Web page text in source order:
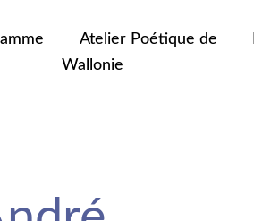
Atelier Poétique de
Wallonie